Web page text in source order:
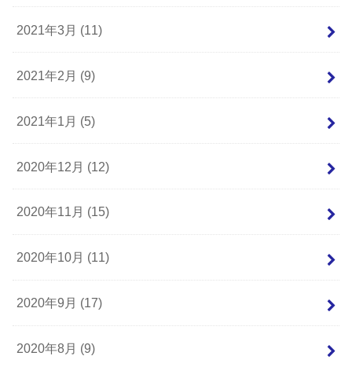
2021年3月 (11)
2021年2月 (9)
2021年1月 (5)
2020年12月 (12)
2020年11月 (15)
2020年10月 (11)
2020年9月 (17)
2020年8月 (9)